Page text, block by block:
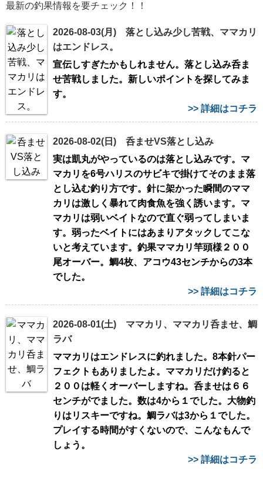
最新の釣果情報を要チェック！！
2026-08-03(月) 落とし込み少し苦戦、ママカリ
はエンドレス。
宣伝しすぎたかもしれません。落とし込み呑ま
せ苦戦しました。新しいポイントを探してみま
す。
>> 詳細はコチラ
2026-08-02(日) 呑ませVS落とし込み
実は凱丸がやっているのは落とし込みです。マ
マカリを6号ハリスのサビキで掛けてそのまま落
とし込む釣り方です。針に架かった瞬間のママ
カリは激しく暴れて肉食魚を強く誘います。マ
マカリは弱いベイトなので直ぐ弱ってしまいま
す。弱ったベイトにはあまりアタックしてこな
いと考えています。釣果ママカリ竿頭様２００
尾オーバー。鯛4枚、アコウ43センチからの3本
でした。
>> 詳細はコチラ
2026-08-01(土) ママカリ、ママカリ呑ませ、鯛
ラバ
ママカリはエンドレスに釣れました。8本針パー
フェクトもありましたよ。ママカリだけ釣ると
２００は軽くオーバーしますね。呑ませは６６
センチがでました。数は4から１でした。大物釣
りはリスキーですね。鯛ラバは3から１でした。
プレイする時間がすくないので、こんなもんで
しょう。
>> 詳細はコチラ